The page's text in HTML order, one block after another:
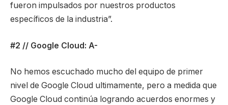
fueron impulsados ​​por nuestros productos
específicos de la industria”.
#2 // Google Cloud: A-
No hemos escuchado mucho del equipo de primer
nivel de Google Cloud ultimamente, pero a medida que
Google Cloud continúa logrando acuerdos enormes y